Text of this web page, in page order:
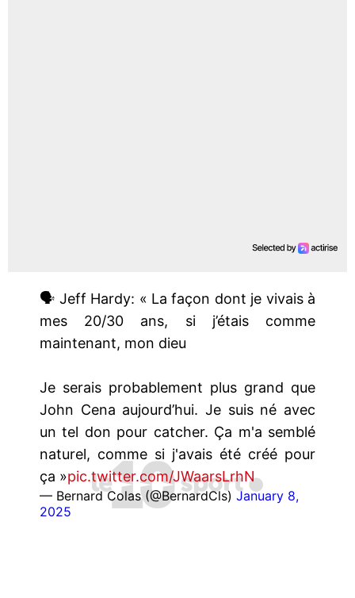
🗣️ Jeff Hardy: « La façon dont je vivais à
mes 20/30 ans, si j’étais comme
maintenant, mon dieu
Je serais probablement plus grand que
John Cena aujourd’hui. Je suis né avec
un tel don pour catcher. Ça m'a semblé
naturel, comme si j'avais été créé pour
ça »pic.twitter.com/JWaarsLrhN
— Bernard Colas (@BernardCls) January 8,
2025